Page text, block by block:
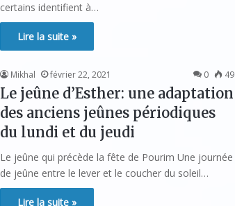
certains identifient à…
Lire la suite »
Mikhal février 22, 2021 0 49
Le jeûne d’Esther: une adaptation
des anciens jeûnes périodiques
du lundi et du jeudi
Le jeûne qui précède la fête de Pourim Une journée
de jeûne entre le lever et le coucher du soleil…
Lire la suite »